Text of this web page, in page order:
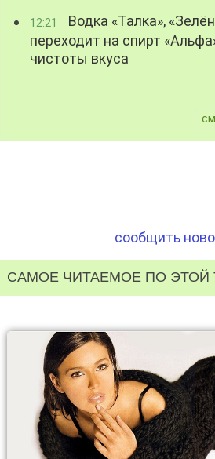
12:21
Водка «Талка»,
переходит на спирт
чистоты вкуса
сообщить
САМОЕ ЧИТАЕМОЕ ПО ЭТОЙ